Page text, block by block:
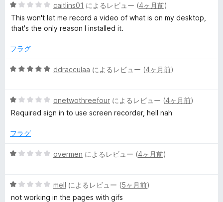
r
レ
ュ
5
段
階
1
評
caitlins01 によるレビュー (4ヶ月前)
This won't let me record a video of what is on my desktop,
that's the only reason I installed it.
フラグ
5
中
5
評
ddracculaa によるレビュー (4ヶ月前)
5
段
中
の
onetwothreefour によるレビュー (4ヶ月前)
Required sign in to use screen recorder, hell nah
フラグ
5
中
1
overmen によるレビュー (4ヶ月前)
5
段
mell によるレビュー (5ヶ月前)
not working in the pages with gifs